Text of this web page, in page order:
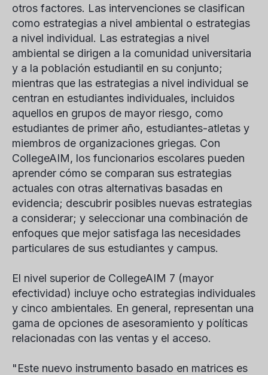
otros factores. Las intervenciones se clasifican
como estrategias a nivel ambiental o estrategias
a nivel individual. Las estrategias a nivel
ambiental se dirigen a la comunidad universitaria
y a la población estudiantil en su conjunto;
mientras que las estrategias a nivel individual se
centran en estudiantes individuales, incluidos
aquellos en grupos de mayor riesgo, como
estudiantes de primer año, estudiantes-atletas y
miembros de organizaciones griegas. Con
CollegeAIM, los funcionarios escolares pueden
aprender cómo se comparan sus estrategias
actuales con otras alternativas basadas en
evidencia; descubrir posibles nuevas estrategias
a considerar; y seleccionar una combinación de
enfoques que mejor satisfaga las necesidades
particulares de sus estudiantes y campus.
El nivel superior de CollegeAIM 7 (mayor
efectividad) incluye ocho estrategias individuales
y cinco ambientales. En general, representan una
gama de opciones de asesoramiento y políticas
relacionadas con las ventas y el acceso.
"Este nuevo instrumento basado en matrices es